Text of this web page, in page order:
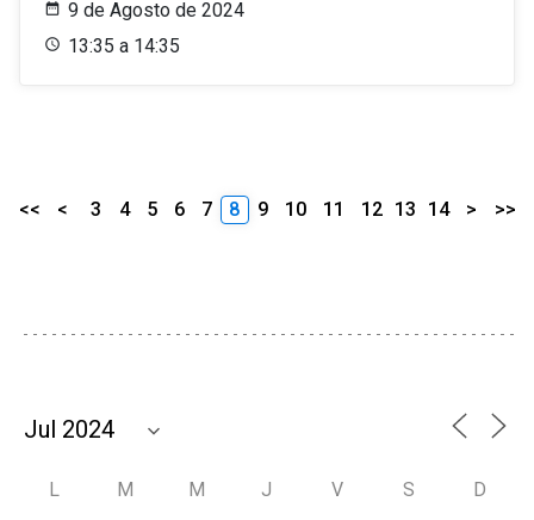
9 de Agosto de 2024
13:35 a 14:35
<< < 3 4 5 6 7 8 9 10 11 12 13 14 > >>
L M M J V S D